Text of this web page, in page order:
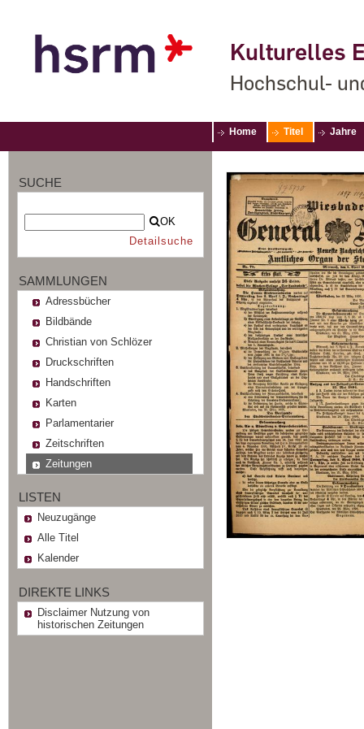
Kulturelles
Hochschul-
Home Titel Jahre
SUCHE
OK
Detailsuche
SAMMLUNGEN
Adressbücher
Bildbände
Christian von Schlözer
Druckschriften
Handschriften
Karten
Parlamentarier
Zeitschriften
Zeitungen
LISTEN
Neuzugänge
Alle Titel
Kalender
DIREKTE LINKS
Disclaimer Nutzung von
historischen Zeitungen